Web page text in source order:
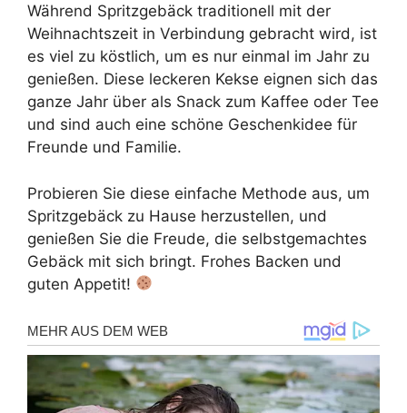
Während Spritzgebäck traditionell mit der
Weihnachtszeit in Verbindung gebracht wird, ist
es viel zu köstlich, um es nur einmal im Jahr zu
genießen. Diese leckeren Kekse eignen sich das
ganze Jahr über als Snack zum Kaffee oder Tee
und sind auch eine schöne Geschenkidee für
Freunde und Familie.
Probieren Sie diese einfache Methode aus, um
Spritzgebäck zu Hause herzustellen, und
genießen Sie die Freude, die selbstgemachtes
Gebäck mit sich bringt. Frohes Backen und
guten Appetit!